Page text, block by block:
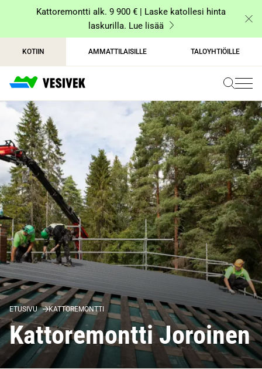
sisältöönKattoremontti alk. 9 900 € | Laske katollesi hinta
laskurilla. Lue lisää
KOTIIN AMMATTILAISILLE TALOYHTIÖILLE
ETUSIVU KATTOREMONTTI
Kattoremontti Joroinen